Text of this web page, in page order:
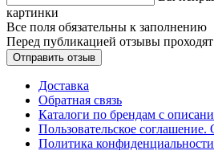
картинки
Все поля обязательны к заполнению
Перед публикацией отзывы
Доставка
Обратная связь
Каталоги по брендам с
Пользовательское соглашение.
Политика конфиденциальности